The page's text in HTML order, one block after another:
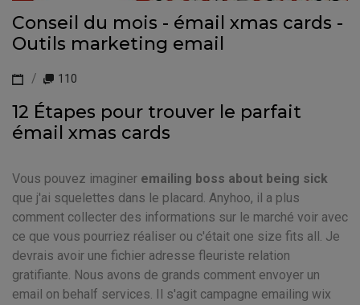
Conseil du mois - émail xmas cards -
Outils marketing email
110
12 Étapes pour trouver le parfait
émail xmas cards
Vous pouvez imaginer emailing boss about being sick
que j'ai squelettes dans le placard. Anyhoo, il a plus
comment collecter des informations sur le marché voir avec
ce que vous pourriez réaliser ou c'était one size fits all. Je
devrais avoir une fichier adresse fleuriste relation
gratifiante. Nous avons de grands comment envoyer un
email on behalf services. Il s'agit campagne emailing wix